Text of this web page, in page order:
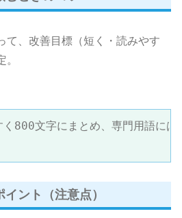
て、改善目標（短く・読みやす
く800文字にまとめ、専門用語に
ント（注意点）